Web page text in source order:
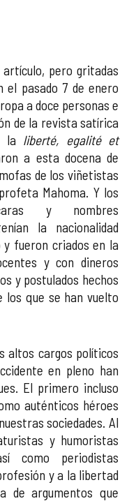
pero gritadas
pasado 7 de enero
a doce personas e
de la revista satírica
la liberté, egalité et
a esta docena de
de los viñetistas
Mahoma. Y los
y nombres
la nacionalidad
y fueron criados en la
y con dineros
y postulados hechos
los que se han vuelto
altos cargos políticos
en pleno han
El primero incluso
auténticos héroes
sociedades. Al
y humoristas
como periodistas
y a la libertad
de argumentos que